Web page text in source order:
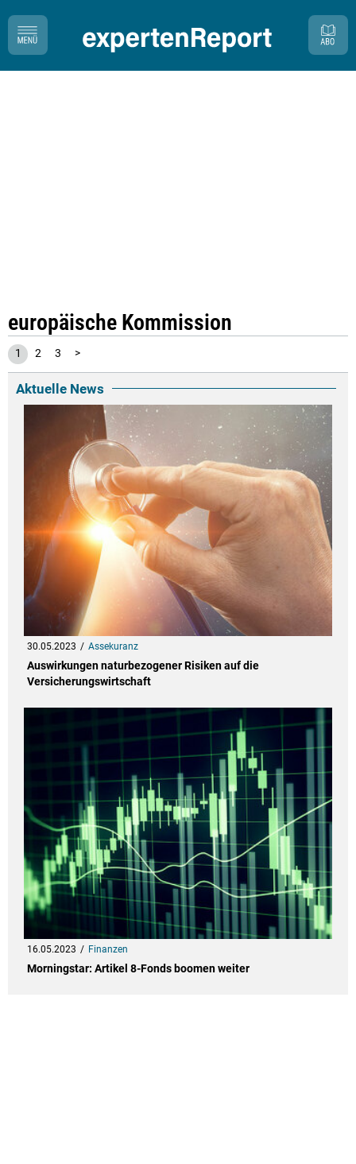
europäische Kommission
1 2 3 >
Aktuelle News
30.05.2023 Assekuranz
Auswirkungen naturbezogener Risiken auf die
Versicherungswirtschaft
16.05.2023 Finanzen
Morningstar: Artikel 8-Fonds boomen weiter